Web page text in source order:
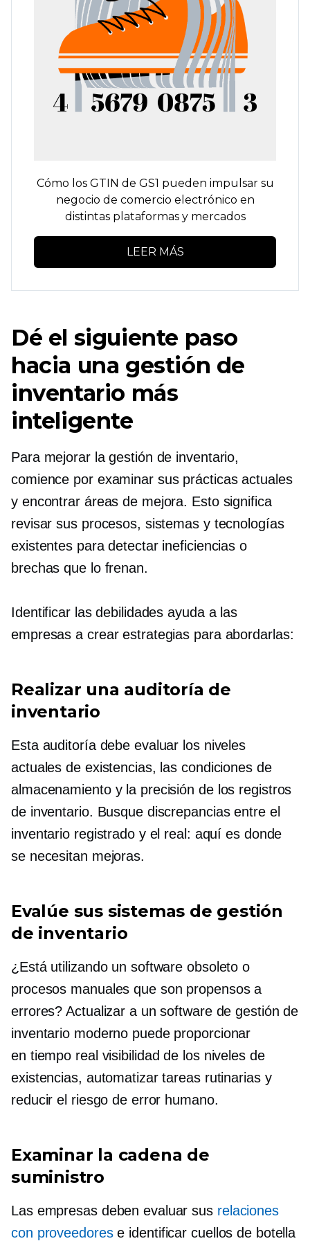
Cómo los GTIN de GS1 pueden impulsar su
negocio de comercio electrónico en
distintas plataformas y mercados
LEER MÁS
Dé el siguiente paso
hacia una gestión de
inventario más
inteligente
Para mejorar la gestión de inventario,
comience por examinar sus prácticas actuales
y encontrar áreas de mejora. Esto significa
revisar sus procesos, sistemas y tecnologías
existentes para detectar ineficiencias o
brechas que lo frenan.
Identificar las debilidades ayuda a las
empresas a crear estrategias para abordarlas:
Realizar una auditoría de
inventario
Esta auditoría debe evaluar los niveles
actuales de existencias, las condiciones de
almacenamiento y la precisión de los registros
de inventario. Busque discrepancias entre el
inventario registrado y el real: aquí es donde
se necesitan mejoras.
Evalúe sus sistemas de gestión
de inventario
¿Está utilizando un software obsoleto o
procesos manuales que son propensos a
errores? Actualizar a un software de gestión de
inventario moderno puede proporcionar
en tiempo real visibilidad de los niveles de
existencias, automatizar tareas rutinarias y
reducir el riesgo de error humano.
Examinar la cadena de
suministro
Las empresas deben evaluar sus relaciones
con proveedorese identificar cuellos de botella